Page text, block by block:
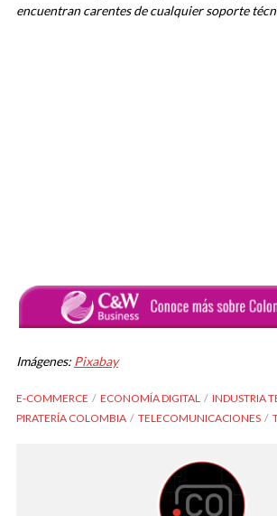
encuentran carentes de cualquier soporte
Imágenes: Pixabay
E-COMMERCE ECONOMÍA DIGITAL
INDUSTRIA
PIRATERÍA COLOMBIA
TELECOMUNICACIONES